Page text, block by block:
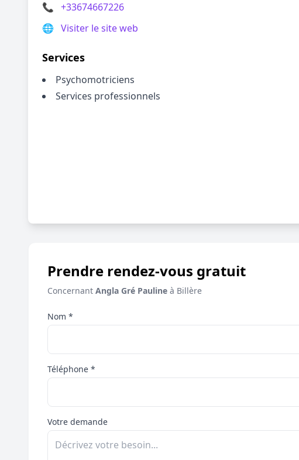
📞 +33674667226
🌐 Visiter le site web
Services
Psychomotriciens
Services professionnels
Prendre rendez-vous gratuit
Concernant Angla Gré Pauline à Billère
Nom *
Téléphone *
Votre demande